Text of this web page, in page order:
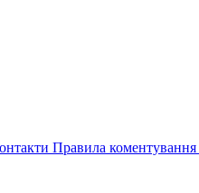
Правила коментування